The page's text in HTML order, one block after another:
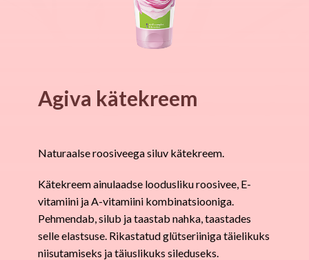
Agiva kätekreem
Naturaalse roosiveega siluv kätekreem.
Kätekreem ainulaadse loodusliku roosivee, E-
vitamiini ja A-vitamiini kombinatsiooniga.
Pehmendab, silub ja taastab nahka, taastades
selle elastsuse. Rikastatud glütseriiniga täielikuks
niisutamiseks ja täiuslikuks sileduseks.